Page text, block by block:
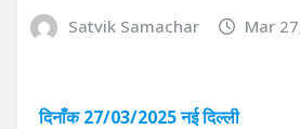
Satvik Samachar Mar
दिनाँक 27/03/2025 नई दिल्ली